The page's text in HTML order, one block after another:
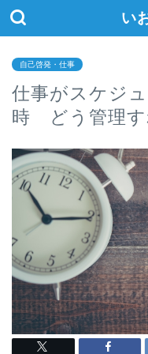
い
自己啓発・仕事
仕事がスケジ
時 どう管理す